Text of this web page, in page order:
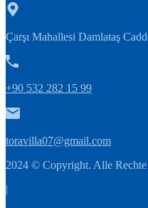
Çarşı Mahallesi Damlataş
+90 532 282 15 99
toravilla07@gmail.com
2024 © Copyright. Alle Rechte
|